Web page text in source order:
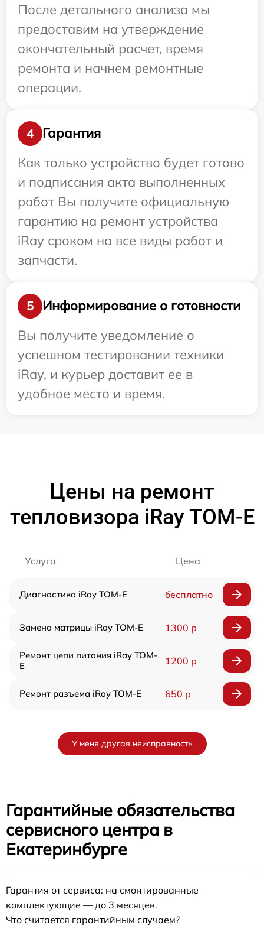
После детального анализа мы
предоставим на утверждение
окончательный расчет, время
ремонта и начнем ремонтные
операции.
4
Гарантия
Как только устройство будет готово
и подписания акта выполненных
работ Вы получите официальную
гарантию на ремонт устройства
iRay сроком на все виды работ и
запчасти.
5
Информирование о готовности
Вы получите уведомление о
успешном тестировании техники
iRay, и курьер доставит ее в
удобное место и время.
Цены на ремонт
тепловизора iRay TOM-E
Услуга Цена
Диагностика iRay TOM-E бесплатно
Замена матрицы iRay TOM-E 1300 р
Ремонт цепи питания iRay TOM-
E
1200 р
Ремонт разъема iRay TOM-E 650 р
У меня другая неисправность
Гарантийные обязательства
сервисного центра в
Екатеринбурге
Гарантия от сервиса: на смонтированные
комплектующие — до 3 месяцев.
Что считается гарантийным случаем?